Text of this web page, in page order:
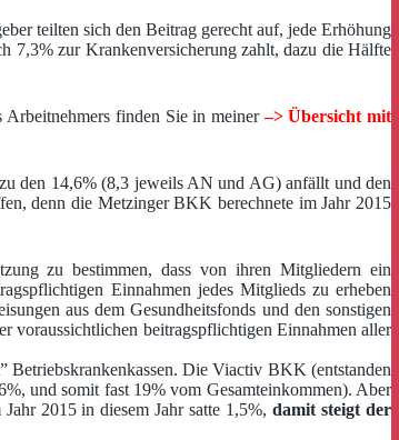
teilten sich den Beitrag gerecht auf, jede Erhöhung
7,3% zur Krankenversicherung zahlt, dazu die Hälfte
Arbeitnehmers finden Sie in meiner–> Übersicht mit
den 14,6% (8,3 jeweils AN und AG) anfällt und den
denn die Metzinger BKK berechnete im Jahr 2015
zu bestimmen, dass von ihren Mitgliedern ein
Einnahmen jedes Mitglieds zu erheben
aus dem Gesundheitsfonds und den sonstigen
voraussichtlichen beitragspflichtigen Einnahmen aller
Betriebskrankenkassen. Die Viactiv BKK (entstanden
und somit fast 19% vom Gesamteinkommen). Aber
2015 in diesem Jahr satte 1,5%,damit steigt der